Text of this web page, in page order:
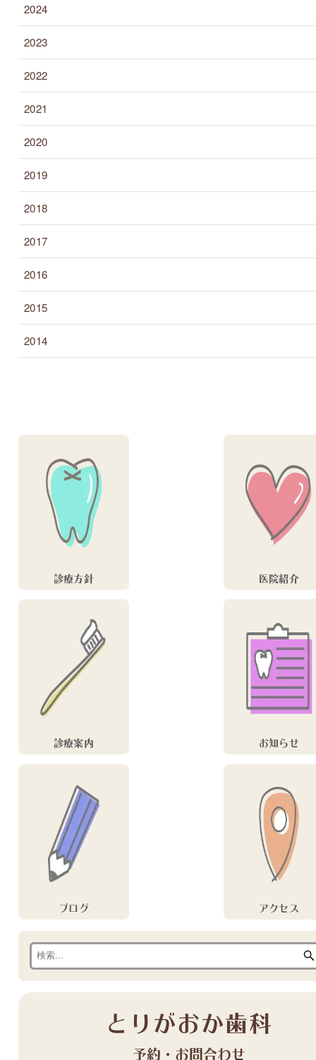
2024
2023
2022
2021
2020
2019
2018
2017
2016
2015
2014
診療方針 医院紹介
診療案内 お知らせ
ブログ アクセス
とりがおか歯科
予約・お問合わせ